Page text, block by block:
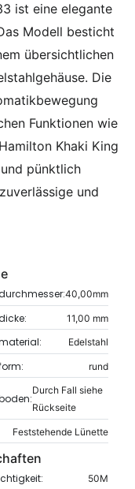
ist eine elegante
Modell besticht
übersichtlichen
Die
Funktionen wie
Khaki King
pünktlich
und
40,00mm
11,00 mm
Edelstahl
rund
Durch Fall siehe
Rückseite
Feststehende Lünette
50M